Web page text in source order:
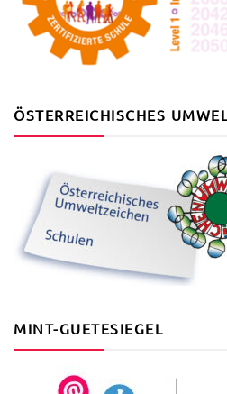
ÖSTERREICHISCHES
MINT-GUETESIEGEL